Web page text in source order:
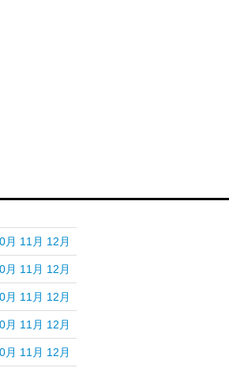
月 11月 12月
月 11月 12月
月 11月 12月
月 11月 12月
月 11月 12月